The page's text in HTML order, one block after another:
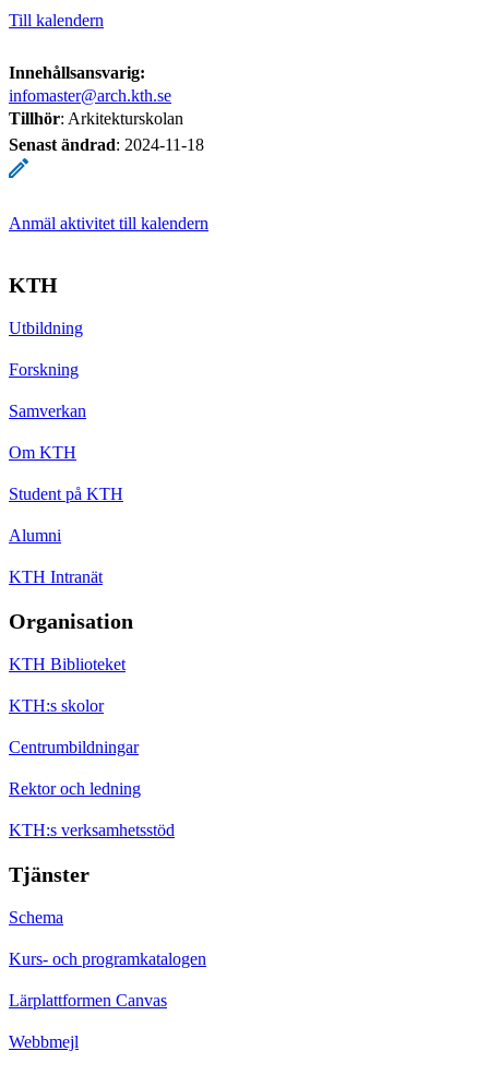
Till kalendern
Innehållsansvarig:
infomaster@arch.kth.se
Tillhör: Arkitekturskolan
Senast ändrad: 2024-11-18
Anmäl aktivitet till kalendern
KTH
Utbildning
Forskning
Samverkan
Om KTH
Student på KTH
Alumni
KTH Intranät
Organisation
KTH Biblioteket
KTH:s skolor
Centrumbildningar
Rektor och ledning
KTH:s verksamhetsstöd
Tjänster
Schema
Kurs- och programkatalogen
Lärplattformen Canvas
Webbmejl